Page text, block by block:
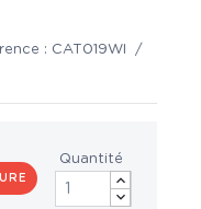
: CAT019WI
/
Quantité